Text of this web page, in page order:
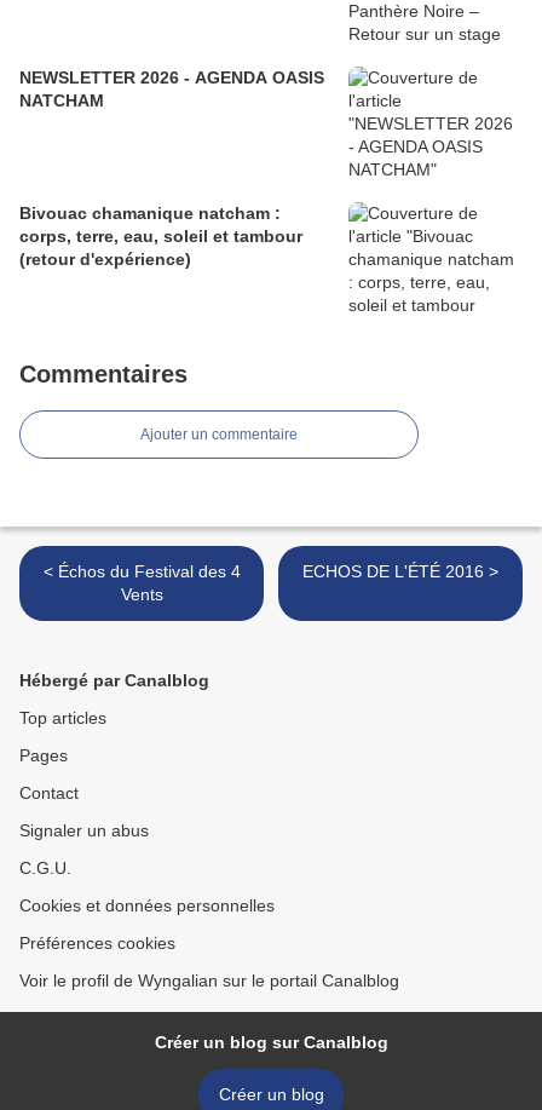
NEWSLETTER 2026 - AGENDA OASIS
NATCHAM
Bivouac chamanique natcham :
corps, terre, eau, soleil et tambour
(retour d'expérience)
Commentaires
Ajouter un commentaire
< Échos du Festival des 4
Vents
ECHOS DE L'ÉTÉ 2016 >
Hébergé par Canalblog
Top articles
Pages
Contact
Signaler un abus
C.G.U.
Cookies et données personnelles
Préférences cookies
Voir le profil de Wyngalian sur le portail Canalblog
Créer un blog sur Canalblog
Créer un blog